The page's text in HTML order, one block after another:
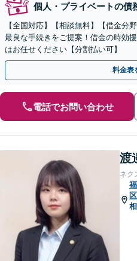
個人・プライベートの債
【全国対応】【相談無料】【借金分
最良な手続きをご提案！借金の時効
はお任せください【分割払い可】
料金表
電話でお問い合わせ
渡
ネク
区